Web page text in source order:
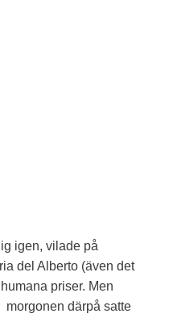
igen, vilade på
del Alberto (även det
priser. Men
morgonen därpå satte